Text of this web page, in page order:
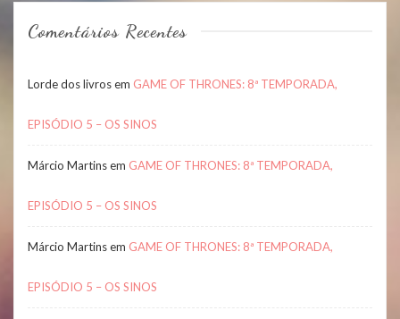
Comentários Recentes
Lorde dos livrosem GAME OF THRONES: 8ª TEMPORADA,
EPISÓDIO 5 – OS SINOS
Márcio Martinsem GAME OF THRONES: 8ª TEMPORADA,
EPISÓDIO 5 – OS SINOS
Márcio Martinsem GAME OF THRONES: 8ª TEMPORADA,
EPISÓDIO 5 – OS SINOS